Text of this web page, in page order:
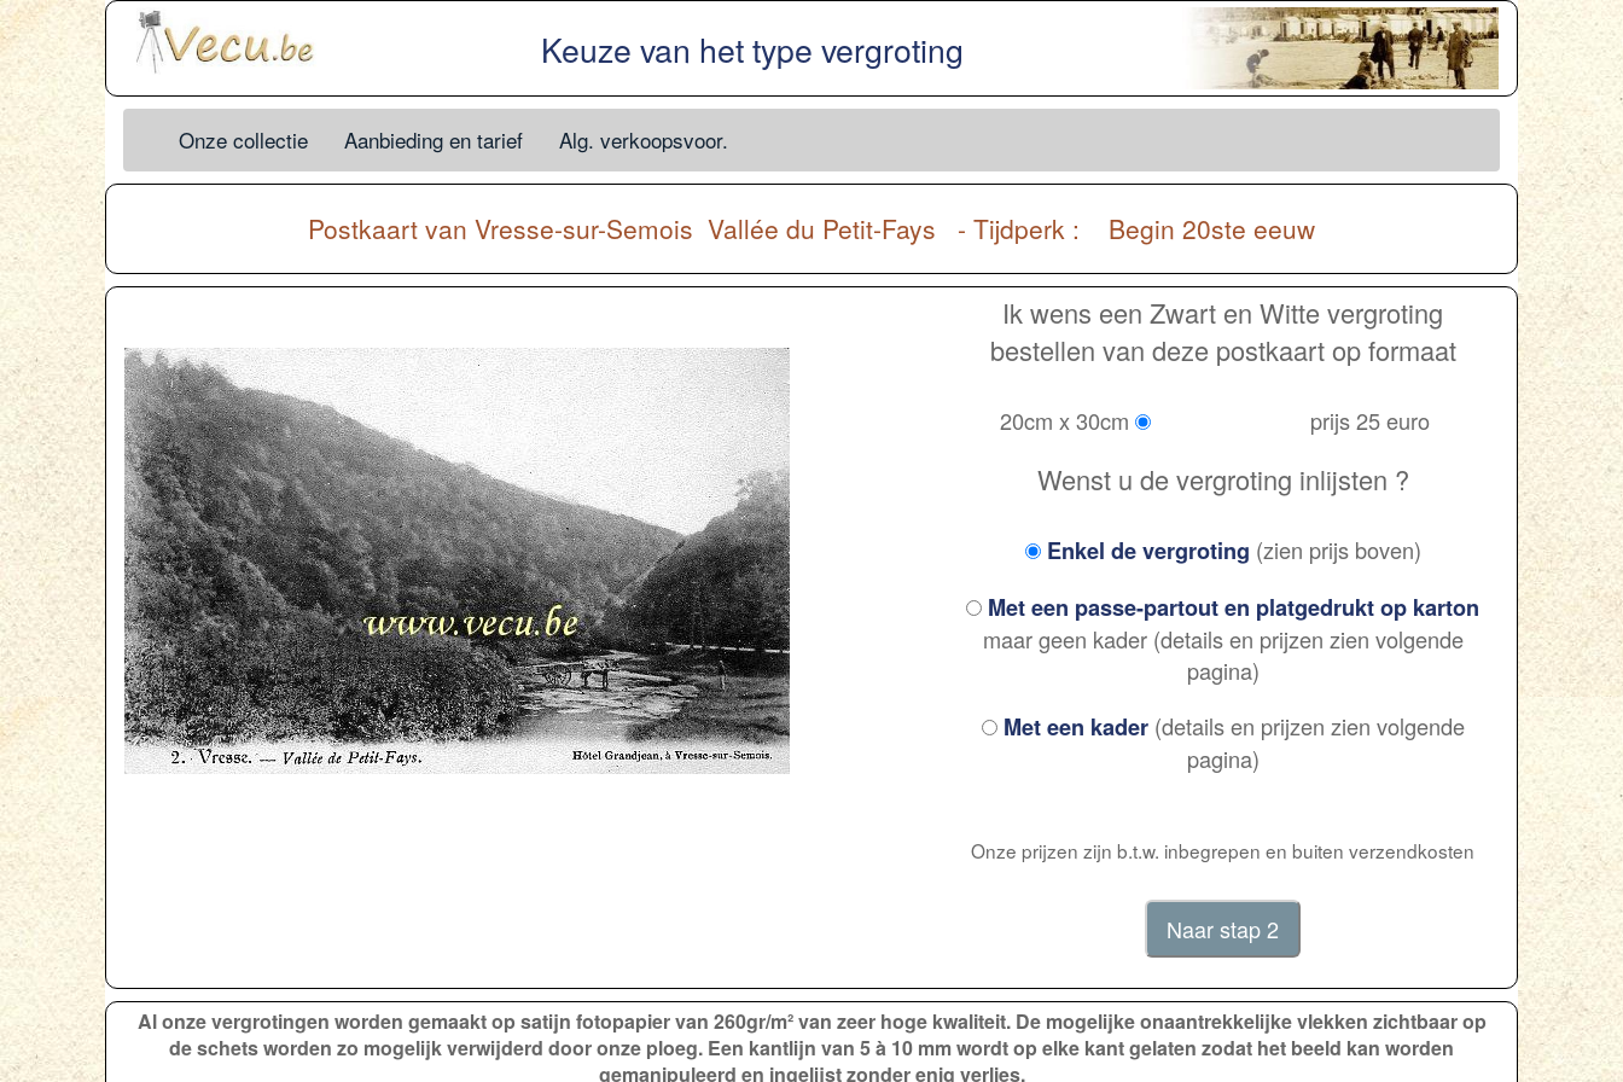
Keuze van het type vergroting
Onze collectie Aanbieding en tarief Alg. verkoopsvoor.
Postkaart van Vresse-sur-Semois Vallée du Petit-Fays - Tijdperk : Begin 20ste eeuw
Ik wens een Zwart en Witte vergroting
bestellen van deze postkaart op formaat
20cm x 30cm prijs 25 euro
Wenst u de vergroting inlijsten ?
Enkel de vergroting (zien prijs boven)
Met een passe-partout en platgedrukt op karton
maar geen kader (details en prijzen zien volgende
pagina)
Met een kader(details en prijzen zien volgende
pagina)
Onze prijzen zijn b.t.w. inbegrepen en buiten verzendkosten
Al onze vergrotingen worden gemaakt op satijn fotopapier van 260gr/m² van zeer hoge kwaliteit. De mogelijke onaantrekkelijke vlekken zichtbaar op
de schets worden zo mogelijk verwijderd door onze ploeg. Een kantlijn van 5 à 10 mm wordt op elke kant gelaten zodat het beeld kan worden
gemanipuleerd en ingelijst zonder enig verlies.